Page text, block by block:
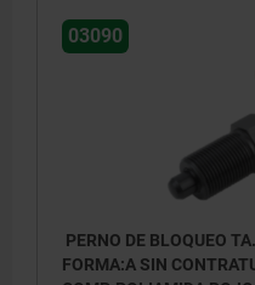
03090
PERNO DE BLOQUEO
FORMA:A SIN